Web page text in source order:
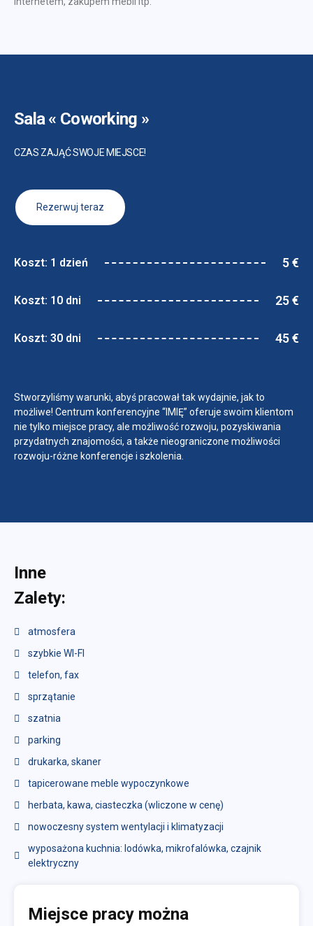
Sala « Coworking »
CZAS ZAJĄĆ SWOJE MIEJSCE!
Rezerwuj teraz
Koszt: 1 dzień 5 €
Koszt: 10 dni 25 €
Koszt: 30 dni 45 €
Stworzyliśmy warunki, abyś pracował tak wydajnie, jak to
możliwe! Centrum konferencyjne “IMIĘ” oferuje swoim klientom
nie tylko miejsce pracy, ale możliwość rozwoju, pozyskiwania
przydatnych znajomości, a także nieograniczone możliwości
rozwoju-różne konferencje i szkolenia.
Inne
Zalety:
atmosfera
szybkie WI-FI
telefon, fax
sprzątanie
szatnia
parking
drukarka, skaner
tapicerowane meble wypoczynkowe
herbata, kawa, ciasteczka (wliczone w cenę)
nowoczesny system wentylacji i klimatyzacji
wyposażona kuchnia: lodówka, mikrofalówka, czajnik
elektryczny
Miejsce pracy można